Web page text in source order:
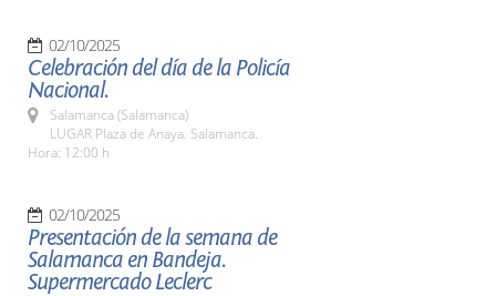
02/10/2025
Celebración del día de la Policía
Nacional.
Salamanca (Salamanca)
LUGAR Plaza de Anaya. Salamanca.
Hora: 12:00 h
02/10/2025
Presentación de la semana de
Salamanca en Bandeja.
Supermercado Leclerc